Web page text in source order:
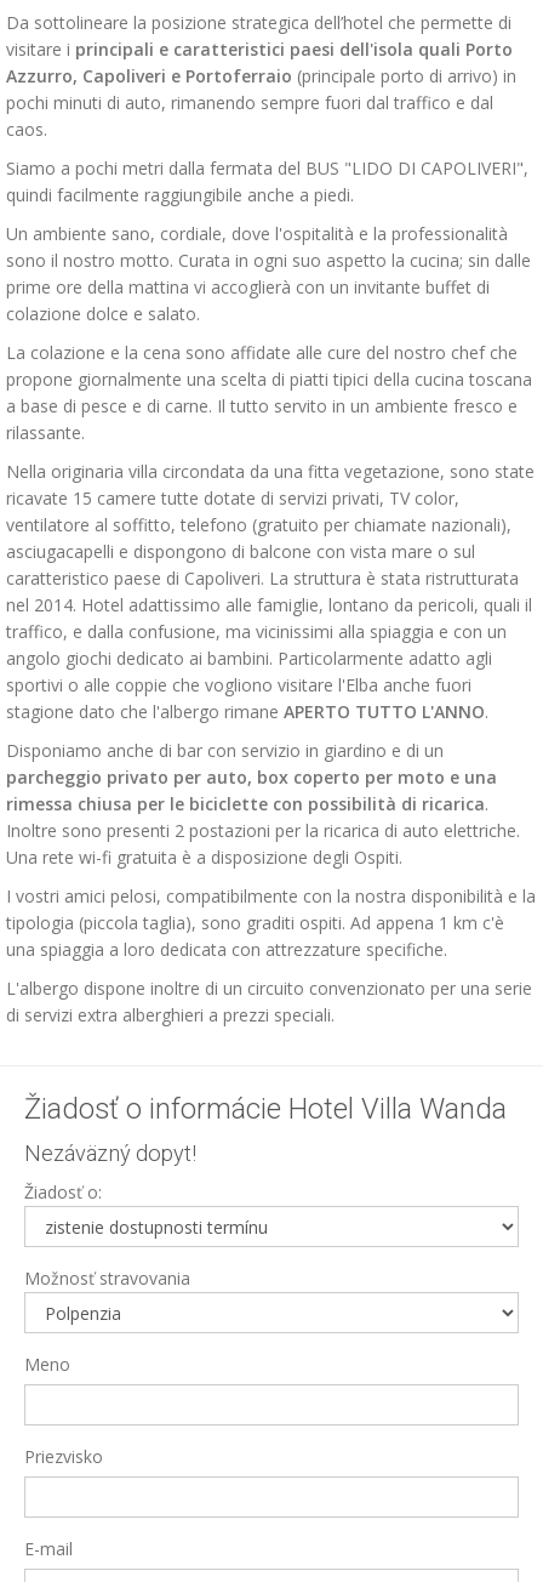
Da sottolineare la posizione strategica dell’hotel che permette di
visitare i principali e caratteristici paesi dell'isola quali Porto
Azzurro, Capoliveri e Portoferraio (principale porto di arrivo) in
pochi minuti di auto, rimanendo sempre fuori dal traffico e dal
caos.
Siamo a pochi metri dalla fermata del BUS "LIDO DI CAPOLIVERI",
quindi facilmente raggiungibile anche a piedi.
Un ambiente sano, cordiale, dove l'ospitalità e la professionalità
sono il nostro motto. Curata in ogni suo aspetto la cucina; sin dalle
prime ore della mattina vi accoglierà con un invitante buffet di
colazione dolce e salato.
La colazione e la cena sono affidate alle cure del nostro chef che
propone giornalmente una scelta di piatti tipici della cucina toscana
a base di pesce e di carne. Il tutto servito in un ambiente fresco e
rilassante.
Nella originaria villa circondata da una fitta vegetazione, sono state
ricavate 15 camere tutte dotate di servizi privati, TV color,
ventilatore al soffitto, telefono (gratuito per chiamate nazionali),
asciugacapelli e dispongono di balcone con vista mare o sul
caratteristico paese di Capoliveri. La struttura è stata ristrutturata
nel 2014. Hotel adattissimo alle famiglie, lontano da pericoli, quali il
traffico, e dalla confusione, ma vicinissimi alla spiaggia e con un
angolo giochi dedicato ai bambini. Particolarmente adatto agli
sportivi o alle coppie che vogliono visitare l'Elba anche fuori
stagione dato che l'albergo rimane APERTO TUTTO L'ANNO.
Disponiamo anche di bar con servizio in giardino e di un
parcheggio privato per auto, box coperto per moto e una
rimessa chiusa per le biciclette con possibilità di ricarica.
Inoltre sono presenti 2 postazioni per la ricarica di auto elettriche.
Una rete wi-fi gratuita è a disposizione degli Ospiti.
I vostri amici pelosi, compatibilmente con la nostra disponibilità e la
tipologia (piccola taglia), sono graditi ospiti. Ad appena 1 km c'è
una spiaggia a loro dedicata con attrezzature specifiche.
L'albergo dispone inoltre di un circuito convenzionato per una serie
di servizi extra alberghieri a prezzi speciali.
Žiadosť o informácie Hotel Villa Wanda
Nezáväzný dopyt!
Žiadosť o:
Možnosť stravovania
Meno
Priezvisko
E-mail